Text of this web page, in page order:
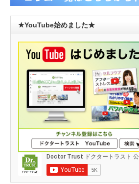
★YouTube始めました★